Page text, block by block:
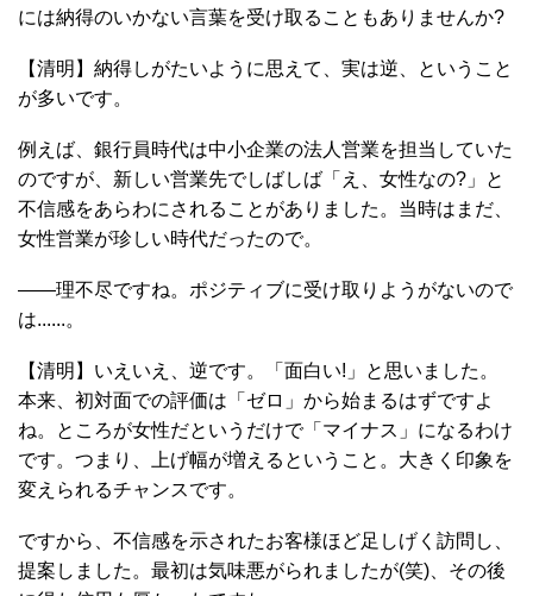
には納得のいかない言葉を受け取ることもありませんか?
【清明】納得しがたいように思えて、実は逆、ということ
が多いです。
例えば、銀行員時代は中小企業の法人営業を担当していた
のですが、新しい営業先でしばしば「え、女性なの?」と
不信感をあらわにされることがありました。当時はまだ、
女性営業が珍しい時代だったので。
――理不尽ですね。ポジティブに受け取りようがないので
は......。
【清明】いえいえ、逆です。「面白い!」と思いました。
本来、初対面での評価は「ゼロ」から始まるはずですよ
ね。ところが女性だというだけで「マイナス」になるわけ
です。つまり、上げ幅が増えるということ。大きく印象を
変えられるチャンスです。
ですから、不信感を示されたお客様ほど足しげく訪問し、
提案しました。最初は気味悪がられましたが(笑)、その後